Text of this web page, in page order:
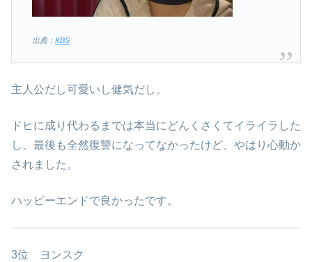
出典： KBS
主人公だし可愛いし健気だし。
ドヒに成り代わるまでは本当にどんくさくてイライラした
し、最後も全然復讐になってなかったけど、やはり心動か
されました。
ハッピーエンドで良かったです。
3位 ヨンスク